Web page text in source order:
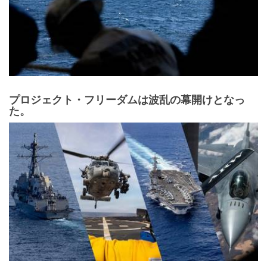
プロジェクト・フリーダムは波乱の幕開けとなっ
た。